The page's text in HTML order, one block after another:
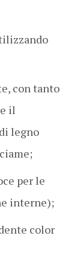
con tanto
il
legno
per le
interne);
color